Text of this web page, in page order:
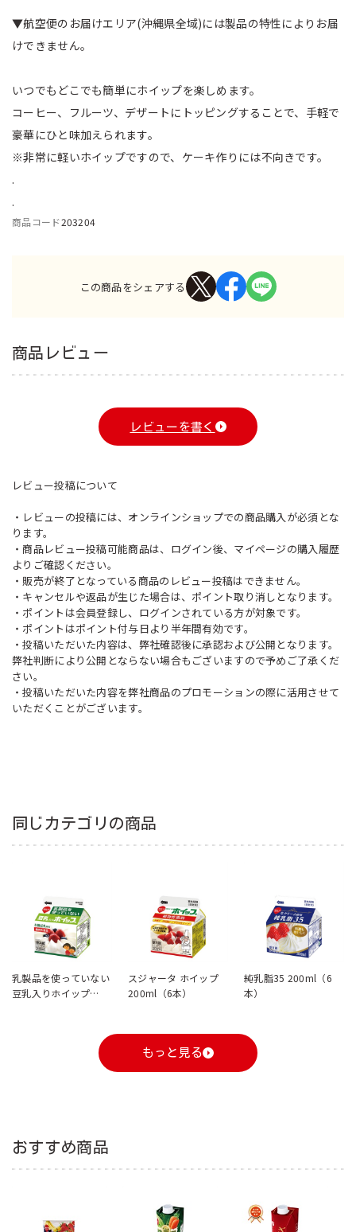
▼航空便のお届けエリア(沖縄県全域)には製品の特性によりお届
けできません。
いつでもどこでも簡単にホイップを楽しめます。
コーヒー、フルーツ、デザートにトッピングすることで、手軽で
豪華にひと味加えられます。
※非常に軽いホイップですので、ケーキ作りには不向きです。
.
.
商品コード203204
この商品をシェアする
商品レビュー
レビューを書く
レビュー投稿について
・レビューの投稿には、オンラインショップでの商品購入が必須とな
ります。
・商品レビュー投稿可能商品は、ログイン後、マイページの購入履歴
よりご確認ください。
・販売が終了となっている商品のレビュー投稿はできません。
・キャンセルや返品が生じた場合は、ポイント取り消しとなります。
・ポイントは会員登録し、ログインされている方が対象です。
・ポイントはポイント付与日より半年間有効です。
・投稿いただいた内容は、弊社確認後に承認および公開となります。
弊社判断により公開とならない場合もございますので予めご了承くだ
さい。
・投稿いただいた内容を弊社商品のプロモーションの際に活用させて
いただくことがございます。
同じカテゴリの商品
乳製品を使っていない
豆乳入りホイップ
スジャータ ホイップ
200ml（6本）
純乳脂35 200ml（6
本）
もっと見る
おすすめ商品